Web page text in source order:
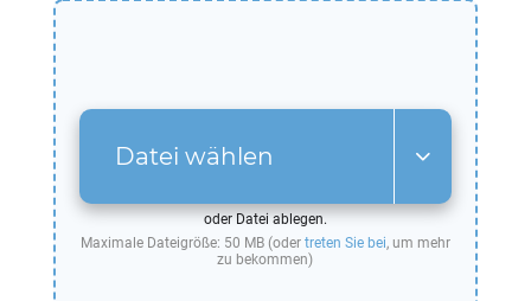
Datei wählen
oder Datei ablegen.
Maximale Dateigröße: 50 MB (oder treten Sie bei, um mehr
zu bekommen)